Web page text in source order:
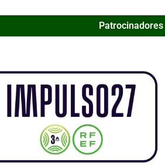
Patrocinadores